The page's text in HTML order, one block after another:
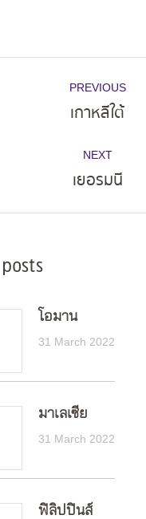
PREVIOUS
Previous
เกาหลีใต้
NEXT
Next
เยอรมนี
โอมาน
31 March 2022
มาเลเซีย
31 March 2022
ฟิลิปปินส์